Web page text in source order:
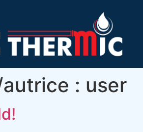
: user